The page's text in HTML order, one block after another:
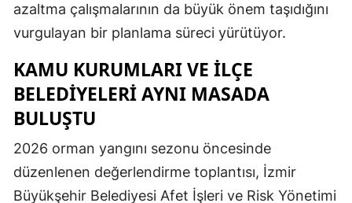
azaltma çalışmalarının da büyük önem taşıdığını
vurgulayan bir planlama süreci yürütüyor.
KAMU KURUMLARI VE ILÇE
BELEDIYELERI AYNI MASADA
BULUŞTU
2026 orman yangını sezonu öncesinde
düzenlenen değerlendirme toplantısı, İzmir
Büyükşehir Belediyesi Afet İşleri ve Risk Yönetimi